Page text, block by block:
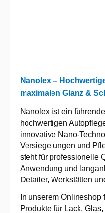
Nanolex –
maximalen Glanz &
Nanolex ist ein
hochwertigen
innovative Nano-
Versiegelungen und
steht für professionelle
Anwendung und
Detailer, Werkstätten
In unserem
Produkte für Lack,